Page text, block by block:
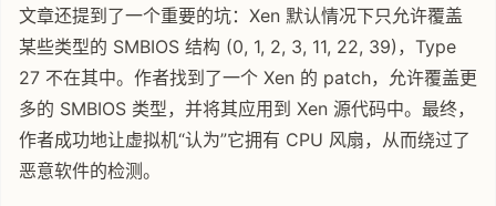
文章还提到了一个重要的坑：Xen 默认情况下只允许覆盖
某些类型的 SMBIOS 结构 (0, 1, 2, 3, 11, 22, 39)，Type
27 不在其中。作者找到了一个 Xen 的 patch，允许覆盖更
多的 SMBIOS 类型，并将其应用到 Xen 源代码中。最终，
作者成功地让虚拟机“认为”它拥有 CPU 风扇，从而绕过了
恶意软件的检测。